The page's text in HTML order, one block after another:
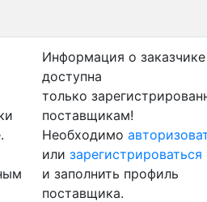
Информация о заказчике
доступна
только
поставщикам!
Необходимо
или зарегистрироваться
и заполнить профиль
поставщика.